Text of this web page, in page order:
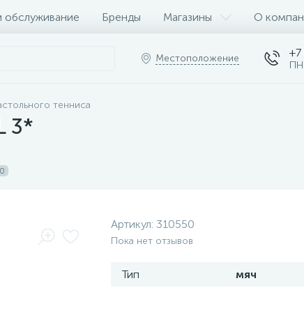
обслуживание Бренды Магазины О
Местоположение +7
тенниса
3*
0
Артикул: 310550
Пока нет отзывов
Тип мяч